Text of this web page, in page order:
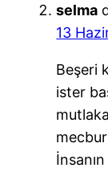
selma
13
Beşeri
ister